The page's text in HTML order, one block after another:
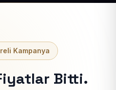
Kampanya
Bitti.